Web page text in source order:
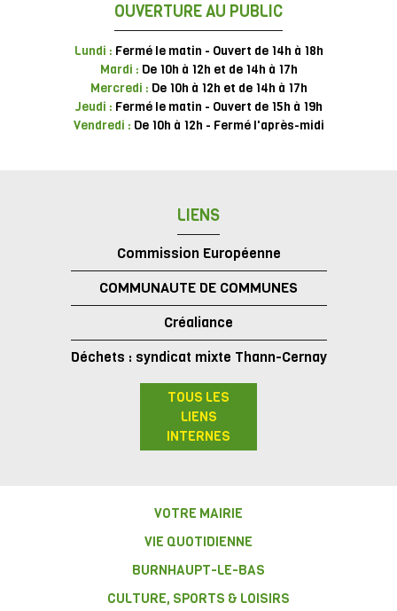
OUVERTURE AU PUBLIC
Lundi : Fermé le matin - Ouvert de 14h à 18h
Mardi : De 10h à 12h et de 14h à 17h
Mercredi : De 10h à 12h et de 14h à 17h
Jeudi : Fermé le matin - Ouvert de 15h à 19h
Vendredi : De 10h à 12h - Fermé l'après-midi
LIENS
Commission Européenne
COMMUNAUTE DE COMMUNES
Créaliance
Déchets : syndicat mixte Thann-Cernay
TOUS LES
LIENS
INTERNES
VOTRE MAIRIE
VIE QUOTIDIENNE
BURNHAUPT-LE-BAS
CULTURE, SPORTS & LOISIRS